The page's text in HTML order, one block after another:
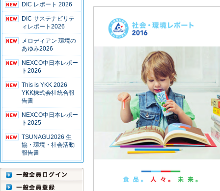
DIC レポート 2026
DIC サステナビリテ
ィレポート2026
メロディアン 環境の
あゆみ2026
NEXCO中日本レポー
ト2026
This is YKK 2026
YKK株式会社統合報
告書
NEXCO中日本レポー
ト2025
TSUNAGU2026 生
協・環境・社会活動
報告書